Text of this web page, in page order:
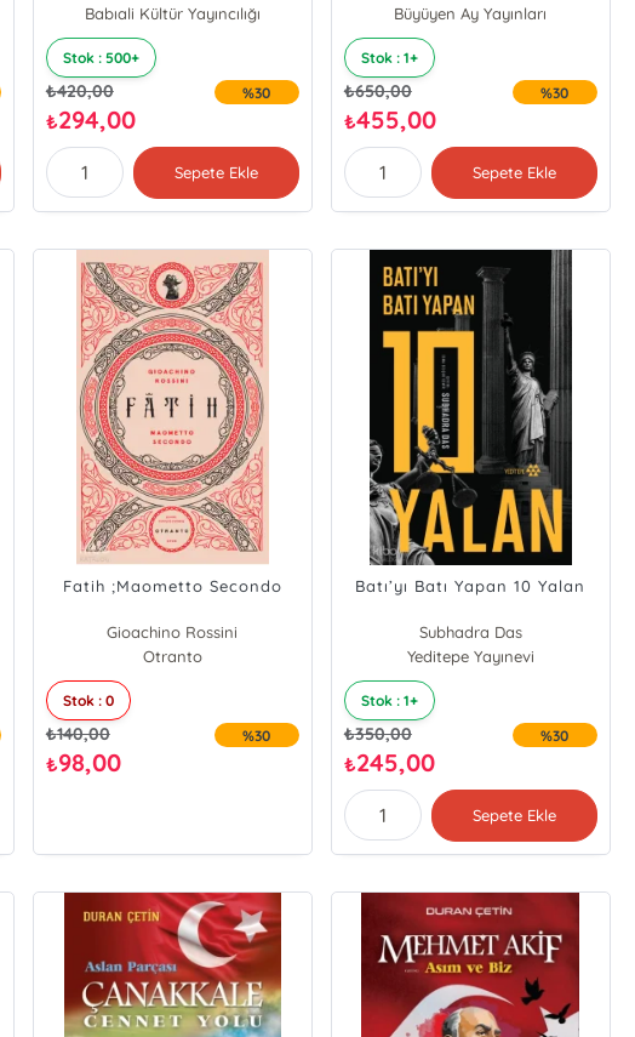
Babıali Kültür Yayıncılığı
Stok : 500+
₺420,00
₺294,00
%30
Sepete Ekle
Büyüyen Ay Yayınları
Stok : 1+
₺650,00
₺455,00
%30
Sepete Ekle
Fatih ;Maometto Secondo
Gioachino Rossini
Otranto
Stok : 0
₺140,00
₺98,00
%30
Batı’yı Batı Yapan 10 Yalan
Subhadra Das
Yeditepe Yayınevi
Stok : 1+
₺350,00
₺245,00
%30
Sepete Ekle